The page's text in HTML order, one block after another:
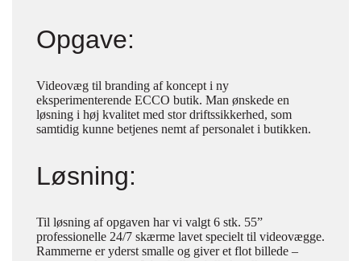
Opgave:
Videovæg til branding af koncept i ny
eksperimenterende ECCO butik. Man ønskede en
løsning i høj kvalitet med stor driftssikkerhed, som
samtidig kunne betjenes nemt af personalet i butikken.
Løsning:
Til løsning af opgaven har vi valgt 6 stk. 55”
professionelle 24/7 skærme lavet specielt til videovægge.
Rammerne er yderst smalle og giver et flot billede –